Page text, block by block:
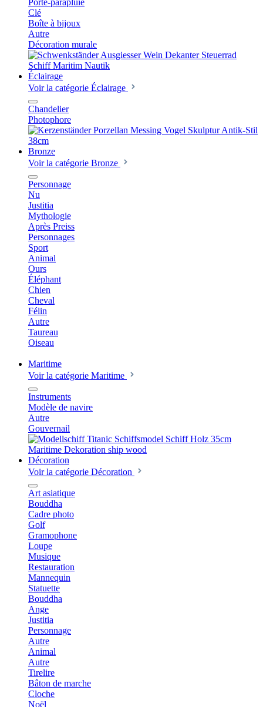
Porte-parapluie
Clé
Boîte à bijoux
Autre
Décoration murale
Éclairage
Voir la catégorie Éclairage
Chandelier
Photophore
Bronze
Voir la catégorie Bronze
Personnage
Nu
Justitia
Mythologie
Après Preiss
Personnages
Sport
Animal
Ours
Éléphant
Chien
Cheval
Félin
Autre
Taureau
Oiseau
Maritime
Voir la catégorie Maritime
Instruments
Modèle de navire
Autre
Gouvernail
Décoration
Voir la catégorie Décoration
Art asiatique
Bouddha
Cadre photo
Golf
Gramophone
Loupe
Musique
Restauration
Mannequin
Statuette
Bouddha
Ange
Justitia
Personnage
Autre
Animal
Autre
Tirelire
Bâton de marche
Cloche
Noël